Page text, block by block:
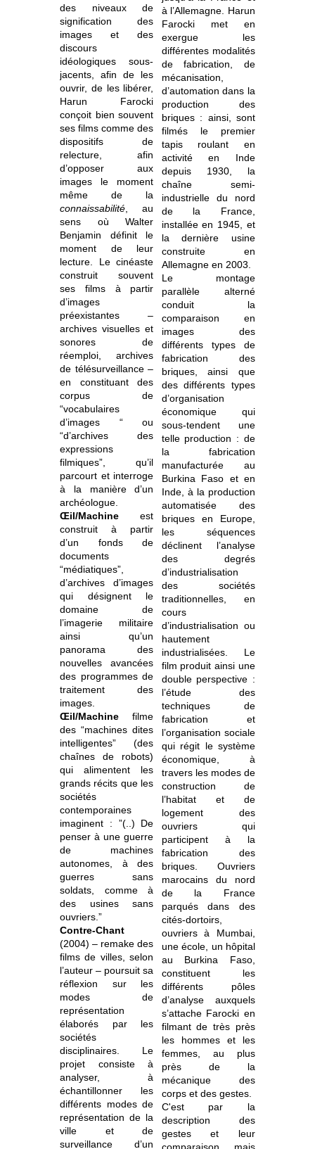
des niveaux de
signification des
images et des
discours
idéologiques sous-
jacents, afin de les
ouvrir, de les libérer,
Harun Farocki
conçoit bien souvent
ses films comme des
dispositifs de
relecture, afin
d’opposer aux
images le moment
même de la
connaissabilité , au
sens où Walter
Benjamin définit le
moment de leur
lecture. Le cinéaste
construit souvent
ses films à partir
d’images
préexistantes –
archives visuelles et
sonores de
réemploi, archives
de télésurveillance –
en constituant des
corpus de
“vocabulaires
d’images “ ou
“d’archives des
expressions
filmiques”, qu’il
parcourt et interroge
à la manière d’un
archéologue.
Œil/Machine est
construit à partir
d’un fonds de
documents
“médiatiques”,
d’archives d’images
qui désignent le
domaine de
l’imagerie militaire
ainsi qu’un
panorama des
nouvelles avancées
des programmes de
traitement des
images.
Œil/Machine filme
des “machines dites
intelligentes” (des
chaînes de robots)
qui alimentent les
grands récits que les
sociétés
contemporaines
imaginent : ”(..) De
penser à une guerre
de machines
autonomes, à des
guerres sans
soldats, comme à
des usines sans
ouvriers.”
Contre-Chant
(2004) – remake des
films de villes, selon
l’auteur – poursuit sa
réflexion sur les
modes de
représentation
élaborés par les
sociétés
disciplinaires. Le
projet consiste à
analyser, à
échantillonner les
différents modes de
représentation de la
ville et de
surveillance d’un
à l’Allemagne. Harun
Farocki met en
exergue les
différentes modalités
de fabrication, de
mécanisation,
d’automation dans la
production des
briques : ainsi, sont
filmés le premier
tapis roulant en
activité en Inde
depuis 1930, la
chaîne semi-
industrielle du nord
de la France,
installée en 1945, et
la dernière usine
construite en
Allemagne en 2003.
Le montage
parallèle alterné
conduit la
comparaison en
images des
différents types de
fabrication des
briques, ainsi que
des différents types
d’organisation
économique qui
sous-tendent une
telle production : de
la fabrication
manufacturée au
Burkina Faso et en
Inde, à la production
automatisée des
briques en Europe,
les séquences
déclinent l’analyse
des degrés
d’industrialisation
des sociétés
traditionnelles, en
cours
d’industrialisation ou
hautement
industrialisées. Le
film produit ainsi une
double perspective :
l’étude des
techniques de
fabrication et
l’organisation sociale
qui régit le système
économique, à
travers les modes de
construction de
l’habitat et de
logement des
ouvriers qui
participent à la
fabrication des
briques. Ouvriers
marocains du nord
de la France
parqués dans des
cités-dortoirs,
ouvriers à Mumbai,
une école, un hôpital
au Burkina Faso,
constituent les
différents pôles
d’analyse auxquels
s’attache Farocki en
filmant de très près
les hommes et les
femmes, au plus
près de la
mécanique des
corps et des gestes.
C'est par la
description des
gestes et leur